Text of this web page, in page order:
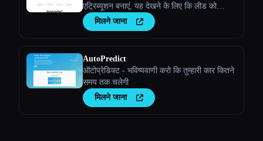
एट्रिब्यूशन बनाएं, यह देखने के लिए कि लीड को
ग्राहकों में बदलने के लिए अलग-अलग मार्केटिंग चैनल
एक साथ कैसे काम करते हैं
मिलने जाना
AutoPredict
ऑटोप्रेडिक्ट - भविष्यवाणी करो कि तुम्हारी कार कितने
समय तक चलेगी
मिलने जाना